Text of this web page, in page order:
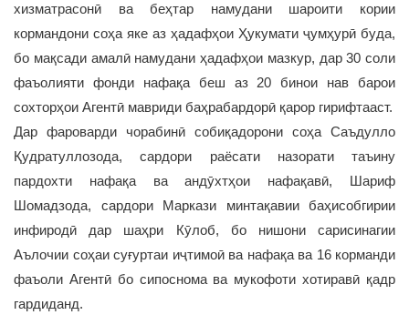
хизматрасонӣ ва беҳтар намудани шароити кории
кормандони соҳа яке аз ҳадафҳои Ҳукумати ҷумҳурӣ буда,
бо мақсади амалӣ намудани ҳадафҳои мазкур, дар 30 соли
фаъолияти фонди нафақа беш аз 20 бинои нав барои
сохторҳои Агентӣ мавриди баҳрабардорӣ қарор гирифтааст.
Дар фароварди чорабинӣ собиқадорони соҳа Саъдулло
Қудратуллозода, сардори раёсати назорати таъину
пардохти нафақа ва андӯхтҳои нафақавӣ, Шариф
Шомадзода, сардори Маркази минтақавии баҳисобгирии
инфиродӣ дар шаҳри Кӯлоб, бо нишони сарисинагии
Аълочии соҳаи суғуртаи иҷтимоӣ ва нафақа ва 16 корманди
фаъоли Агентӣ бо сипоснома ва мукофоти хотиравӣ қадр
гардиданд.